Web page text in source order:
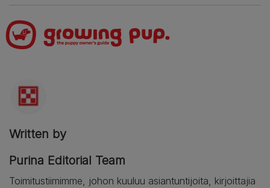
Written by
Purina Editorial Team
Toimitustiimimme, johon kuuluu asiantuntijoita, kirjoittajia